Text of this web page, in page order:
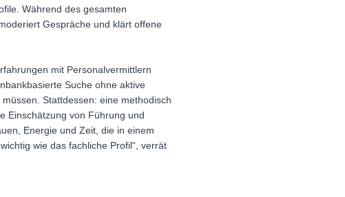
Während des gesamten
Gespräche und klärt offene
mit Personalvermittlern
Suche ohne aktive
Stattdessen: eine methodisch
Einschätzung von Führung und
Energie und Zeit, die in einem
wie das fachliche Profil“, verrät